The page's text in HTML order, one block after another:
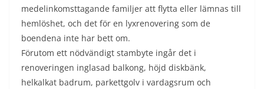
medelinkomsttagande familjer att flytta eller lämnas till
hemlöshet, och det för en lyxrenovering som de
boendena inte har bett om.
Förutom ett nödvändigt stambyte ingår det i
renoveringen inglasad balkong, höjd diskbänk,
helkalkat badrum, parkettgolv i vardagsrum och